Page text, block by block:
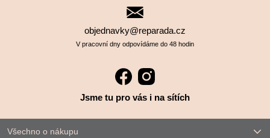
objednavky@reparada.cz
V pracovní dny odpovídáme do 48 hodin
Jsme tu pro vás i na sítích
Všechno o nákupu